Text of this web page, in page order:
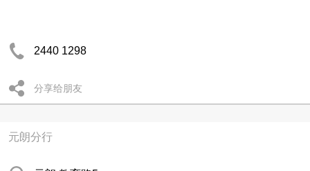
2440 1298
分享给朋友
元朗分行